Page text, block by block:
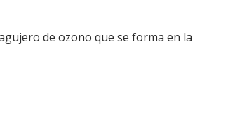
de ozono que se forma en la